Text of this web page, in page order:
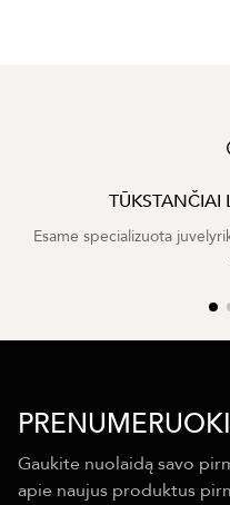
TŪKSTANČIAI
Esame specializuota
Gaukite nuolaidą savo
apie naujus produktus